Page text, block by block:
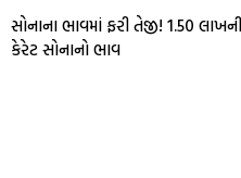
સોનાના ભાવમાં ફરી તેજી! ₹1.50
કેરેટ સોનાનો ભાવ